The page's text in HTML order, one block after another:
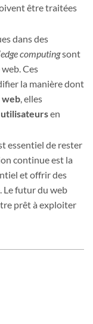
être traitées
dans des
edge computingsont
Ces
la manière dont
web, elles
utilisateursen
essentiel de rester
continue est la
et offrir des
Le futur du web
prêt à exploiter